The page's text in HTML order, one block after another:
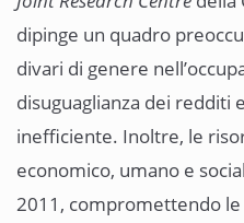
dipinge un quadro
divari di genere
disuguaglianza dei redditi
inefficiente. Inoltre, le
economico, umano e
2011, compromettendo